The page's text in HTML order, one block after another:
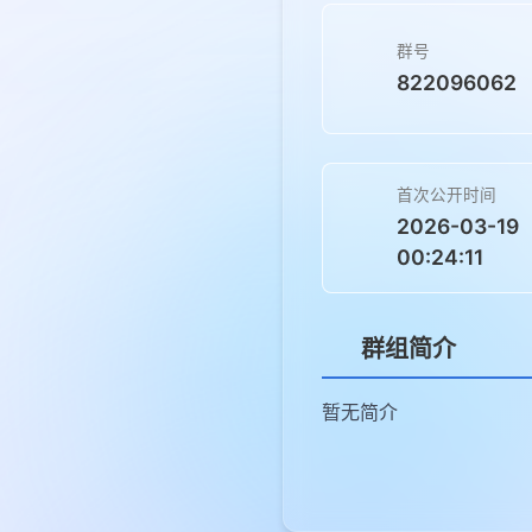
群号
822096062
首次公开时间
2026-03-19
00:24:11
群组简介
暂无简介